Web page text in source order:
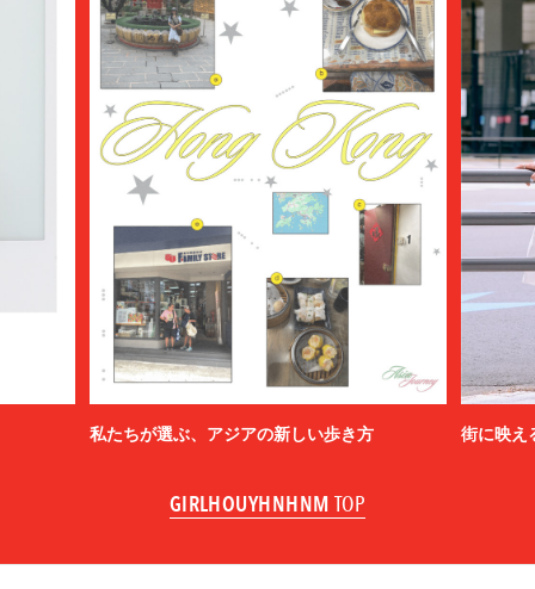
私たちが選ぶ、アジアの新しい歩き方 街に映え
GIRLHOUYHNHNM TOP